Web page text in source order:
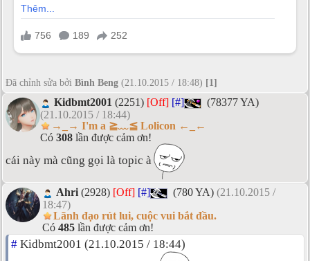
Đã chỉnh sửa bởi Bình Beng (21.10.2015 / 18:48) [1]
Kidbmt2001 (2251) [Off] [#]
(78377 YA)
(21.10.2015 / 18:44)
→_→ I'm a ≧﹏≦ Lolicon ←_←
Có 308 lần được cảm ơn!
cái này mà cũng gọi là topic à
Ahri (2928) [Off] [#] (780 YA) (21.10.2015 /
18:47)
Lãnh đạo rút lui, cuộc vui bắt đầu.
Có 485 lần được cảm ơn!
# Kidbmt2001 (21.10.2015 / 18:44)